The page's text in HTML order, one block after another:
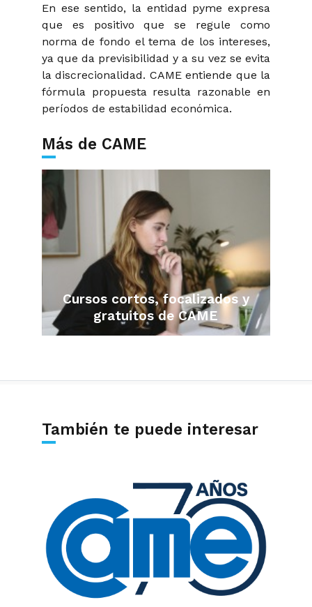
En ese sentido, la entidad pyme expresa
que es positivo que se regule como
norma de fondo el tema de los intereses,
ya que da previsibilidad y a su vez se evita
la discrecionalidad. CAME entiende que la
fórmula propuesta resulta razonable en
períodos de estabilidad económica.
Más de CAME
Cursos cortos, focalizados y
gratuitos de CAME
También te puede interesar